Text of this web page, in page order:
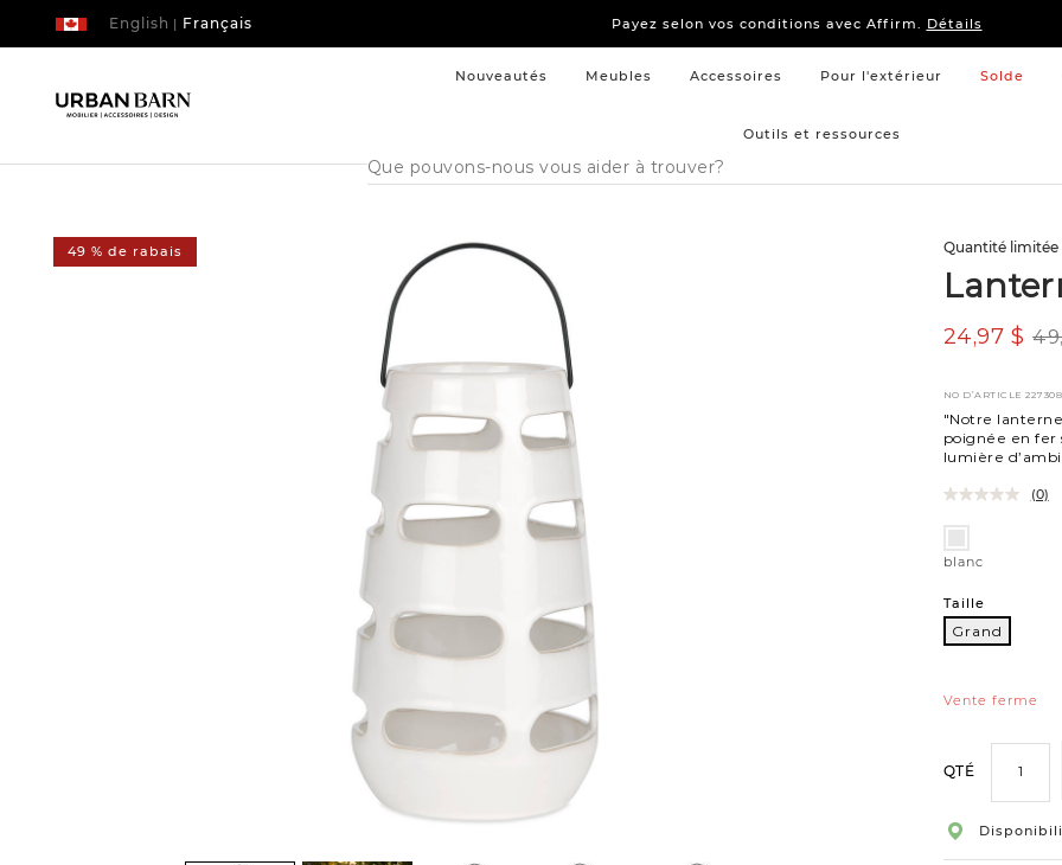
| Français
English
Payez selon vos conditions avec Affirm. Détails
15 % –Literieetmobilier de chambre à coucher
Payez selon vos conditions avec Affirm. Détails
Nouveautés Meubles Accessoires Pour l'extérieur Solde
Outils et ressources
Cataloque
de
49 % de rabais Quantité limitée
24,97 $
NO D’ARTICLE 227308
"Notre
poignée en fer
lumière
(0)
blanc
Taille
Grand
Vente ferme
QTÉ